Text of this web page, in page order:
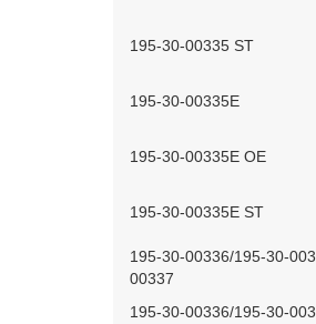
195-30-00335 ST
195-30-00335E
195-30-00335E OE
195-30-00335E ST
195-30-00336/195-30-
00337
195-30-00336/195-30-